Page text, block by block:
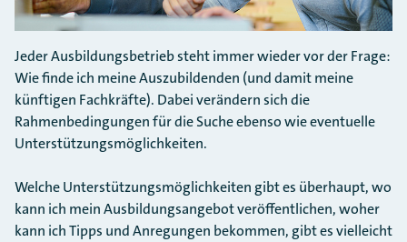
Jeder Ausbildungsbetrieb steht immer wieder vor der Frage:
Wie finde ich meine Auszubildenden (und damit meine
künftigen Fachkräfte). Dabei verändern sich die
Rahmenbedingungen für die Suche ebenso wie eventuelle
Unterstützungsmöglichkeiten.
Welche Unterstützungsmöglichkeiten gibt es überhaupt, wo
kann ich mein Ausbildungsangebot veröffentlichen, woher
kann ich Tipps und Anregungen bekommen, gibt es vielleicht